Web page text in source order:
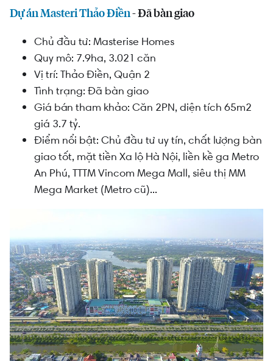
Dự án Masteri Thảo Điền- Đã bàn giao
Chủ đầu tư: Masterise Homes
Quy mô: 7.9ha, 3.021 căn
Vị trí: Thảo Điền, Quận 2
Tình trạng: Đã bàn giao
Giá bán tham khảo: Căn 2PN, diện tích 65m2
giá 3.7 tỷ.
Điểm nổi bật: Chủ đầu tư uy tín, chất lượng bàn
giao tốt, mặt tiền Xa lộ Hà Nội, liền kề ga Metro
An Phú, TTTM Vincom Mega Mall, siêu thị MM
Mega Market (Metro cũ)...